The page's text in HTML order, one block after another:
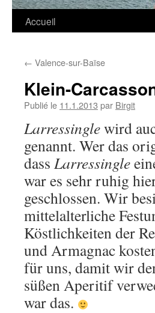
Accueil
← Valence-sur-Baïse
Klein-
Publié le 11.1.2013 par Birgit
Larressinglewird
genannt. Wer das
dass Larressingle
war es sehr ruhig
geschlossen. Wir
mittelalterliche
Köstlichkeiten der
und Armagnac
für uns, damit wir
süßen Aperitif
war das.